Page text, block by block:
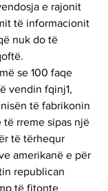
e rajonit
të informacionit
nuk do të
se 100 faqe
vendin fqinj1,
të fabrikonin
rreme sipas një
të tërhequr
amerikanë e për
republican
të fitonte